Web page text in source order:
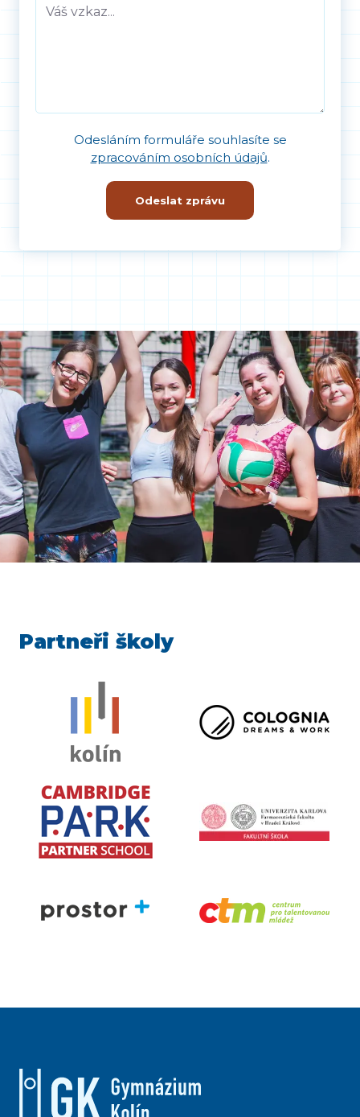
Odesláním formuláře souhlasíte se
zpracováním osobních údajů.
Odeslat zprávu
Partneři školy